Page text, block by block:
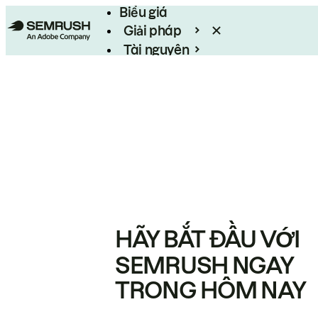
Biểu giá
Giải pháp
Tài nguyên
HÃY BẮT ĐẦU VỚI
SEMRUSH NGAY
TRONG HÔM NAY